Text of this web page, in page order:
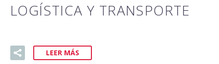
LOGÍSTICA Y TRANSPORTE
LEER MÁS